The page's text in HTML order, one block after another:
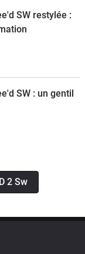
SW restylée :
SW : un gentil
2 Sw